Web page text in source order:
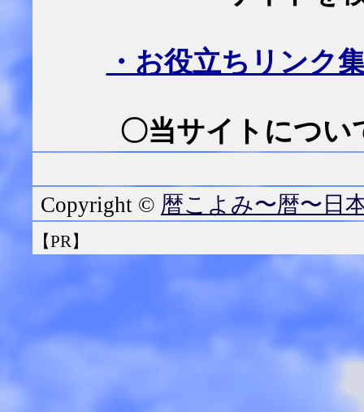
・お役立ちリンク
〇当サイトについ
Copyright © 暦こよみ〜暦〜日
【PR】